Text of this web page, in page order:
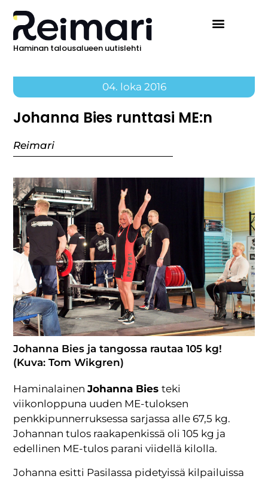
Haminan talousalueen uutislehti
04. loka 2016
Johanna Bies runttasi ME:n
Reimari
Johanna Bies ja tangossa rautaa 105 kg!
(Kuva: Tom Wikgren)
HaminalainenJohanna Biesteki
viikonloppuna uuden ME-tuloksen
penkkipunnerruksessa sarjassa alle 67,5 kg.
Johannan tulos raakapenkissä oli 105 kg ja
edellinen ME-tulos parani viidellä kilolla.
Johanna esitti Pasilassa pidetyissä kilpailuissa